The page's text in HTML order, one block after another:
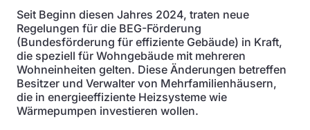
Seit Beginn diesen Jahres 2024, traten neue
Regelungen für die BEG-Förderung
(Bundesförderung für effiziente Gebäude) in Kraft,
die speziell für Wohngebäude mit mehreren
Wohneinheiten gelten. Diese Änderungen betreffen
Besitzer und Verwalter von Mehrfamilienhäusern,
die in energieeffiziente Heizsysteme wie
Wärmepumpen investieren wollen.